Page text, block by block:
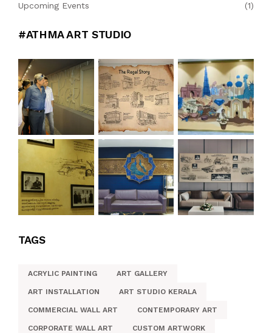
Upcoming Events (1)
#ATHMA ART STUDIO
TAGS
ACRYLIC PAINTING ART GALLERY
ART INSTALLATION ART STUDIO KERALA
COMMERCIAL WALL ART CONTEMPORARY ART
CORPORATE WALL ART CUSTOM ARTWORK